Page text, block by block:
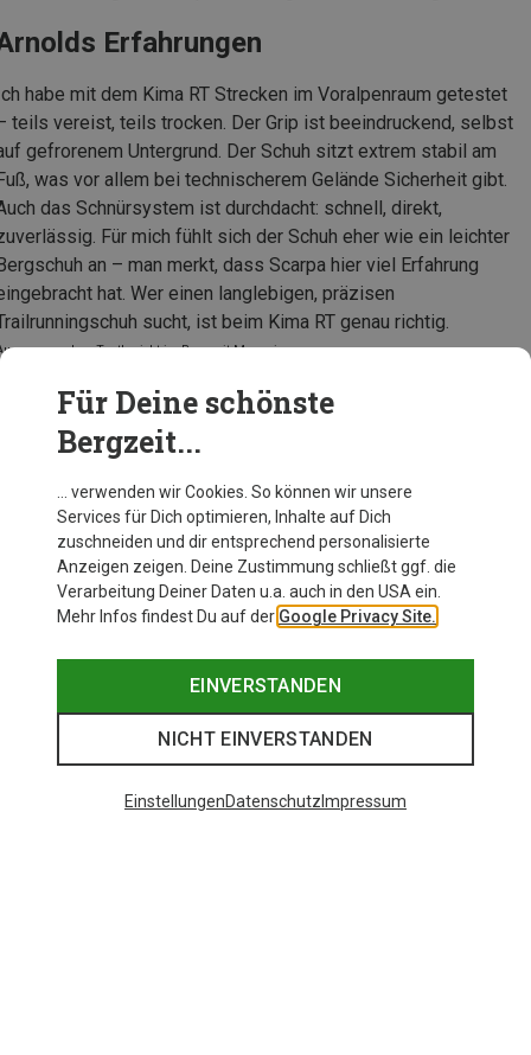
Erfahrungen
habe mit dem Kima RT Strecken im Voralpenraum getestet
teils vereist, teils trocken. Der Grip ist beeindruckend, selbst
gefrorenem Untergrund. Der Schuh sitzt extrem stabil am
was vor allem bei technischerem Gelände Sicherheit gibt.
das Schnürsystem ist durchdacht: schnell, direkt,
Für mich fühlt sich der Schuh eher wie ein leichter
an – man merkt, dass Scarpa hier viel Erfahrung
hat. Wer einen langlebigen, präzisen
sucht, ist beim Kima RT genau richtig.
aus dem Testbericht im Bergzeit Magazin
Zur Produktseite
Für Deine schönste
Bergzeit...
… verwenden wir Cookies. So können wir unsere
Services für Dich optimieren, Inhalte auf Dich
zuschneiden und dir entsprechend personalisierte
Anzeigen zeigen. Deine Zustimmung schließt ggf. die
Verarbeitung Deiner Daten u.a. auch in den USA ein.
Mehr Infos findest Du auf der Google Privacy Site.
EINVERSTANDEN
NICHT EINVERSTANDEN
EinstellungenDatenschutz Impressum